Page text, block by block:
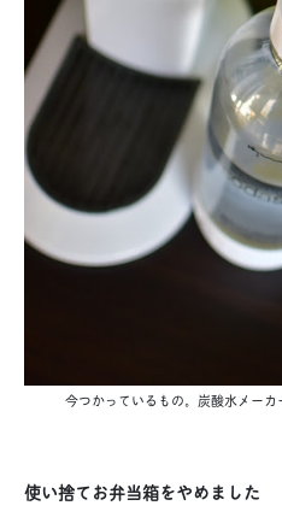
今つかっているもの。炭酸水メーカ
使い捨てお弁当箱をやめました